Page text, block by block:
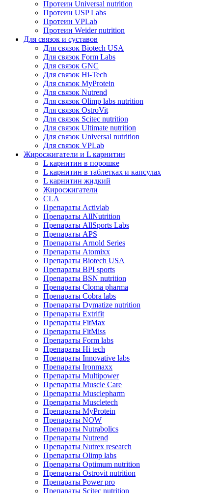
Протеин Universal nutrition
Протеин USP Labs
Протеин VPLab
Протеин Weider nutrition
Для связок и суставов
Для связок Biotech USA
Для связок Form Labs
Для связок GNC
Для связок Hi-Tech
Для связок MyProtein
Для связок Nutrend
Для связок Olimp labs nutrition
Для связок OstroVit
Для связок Scitec nutrition
Для связок Ultimate nutrition
Для связок Universal nutrition
Для связок VPLab
Жиросжигатели и L карнитин
L карнитин в порошке
L карнитин в таблетках и капсулах
L карнитин жидкий
Жиросжигатели
CLA
Препараты Activlab
Препараты AllNutrition
Препараты AllSports Labs
Препараты APS
Препараты Arnold Series
Препараты Atomixx
Препараты Biotech USA
Препараты BPI sports
Препараты BSN nutrition
Препараты Cloma pharma
Препараты Cobra labs
Препараты Dymatize nutrition
Препараты Extrifit
Препараты FitMax
Препараты FitMiss
Препараты Form labs
Препараты Hi tech
Препараты Innovative labs
Препараты Ironmaxx
Препараты Multipower
Препараты Muscle Care
Препараты Musclepharm
Препараты Muscletech
Препараты MyProtein
Препараты NOW
Препараты Nutrabolics
Препараты Nutrend
Препараты Nutrex research
Препараты Olimp labs
Препараты Optimum nutrition
Препараты Ostrovit nutrition
Препараты Power pro
Препараты Scitec nutrition